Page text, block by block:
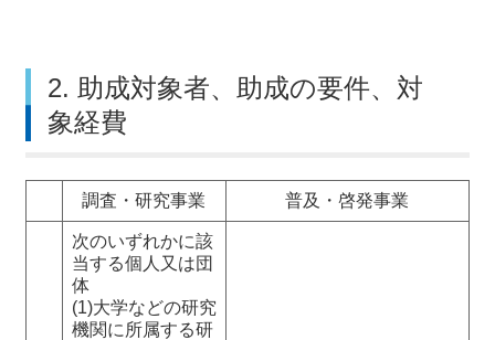
2. 助成対象者、助成の要件、対
象経費
調査・研究事業 普及・啓発事業
次のいずれかに該
当する個人又は団
体
(1)大学などの研究
機関に所属する研